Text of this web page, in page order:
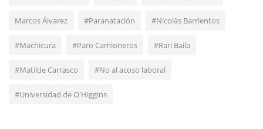
Marcos Álvarez #Paranatación #Nicolás Barrientos
#Machicura #Paro Camioneros #Rari Baila
#Matilde Carrasco #No al acoso laboral
#Universidad de O'Higgins